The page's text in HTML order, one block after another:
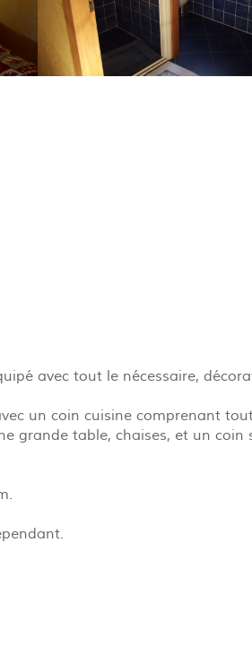
avec tout le nécessaire,
un coin cuisine comprenant
grande table, chaises, et un coin